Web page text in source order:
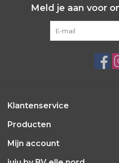
Meld je aan voor
Klantenservice
Producten
Mijn account